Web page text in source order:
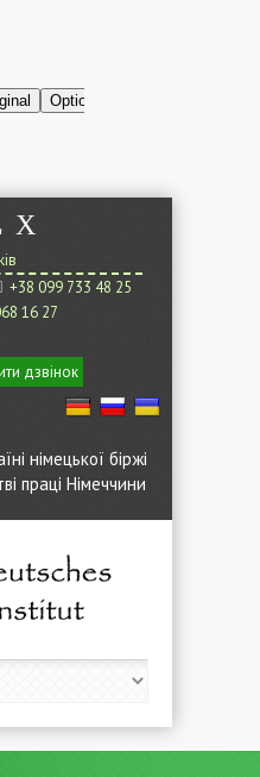
X
+38 099 733 48 25
16 27
дзвінок
німецької біржі
праці Німеччини